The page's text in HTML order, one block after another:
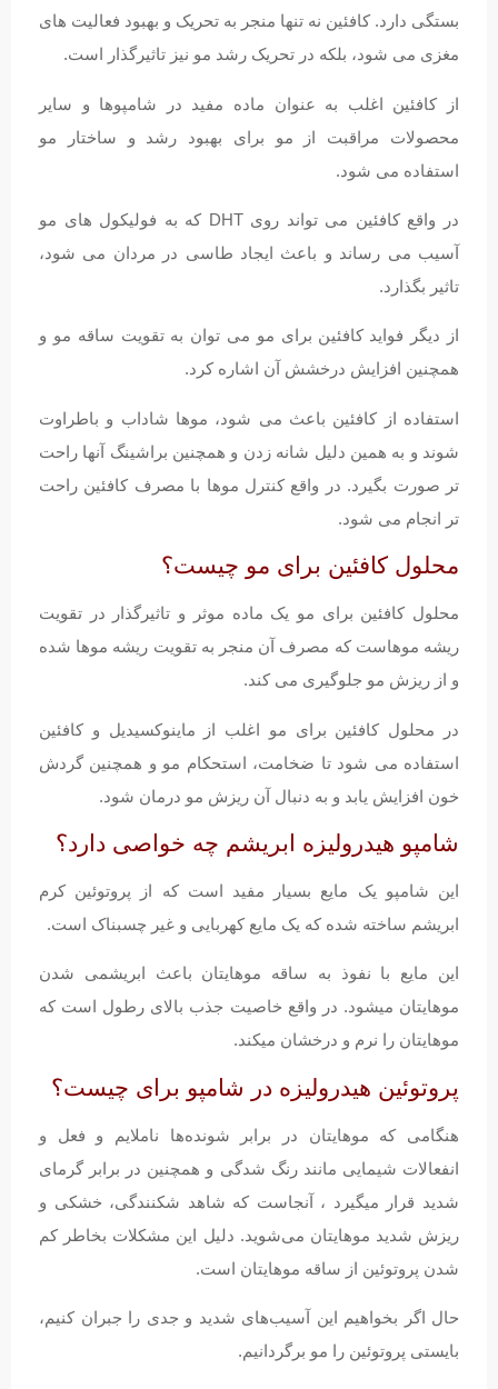
بستگی دارد. کافئین نه تنها منجر به تحریک و بهبود فعالیت های
مغزی می شود، بلکه در تحریک رشد مو نیز تاثیرگذار است.
از کافئین اغلب به عنوان ماده مفید در شامپوها و سایر
محصولات مراقبت از مو برای بهبود رشد و ساختار مو
استفاده می شود.
در واقع کافئین می تواند روی DHT که به فولیکول های مو
آسیب می رساند و باعث ایجاد طاسی در مردان می شود،
تاثیر بگذارد.
از دیگر فواید کافئین برای مو می توان به تقویت ساقه مو و
همچنین افزایش درخشش آن اشاره کرد.
استفاده از کافئین باعث می شود، موها شاداب و باطراوت
شوند و به همین دلیل شانه زدن و همچنین براشینگ آنها راحت
تر صورت بگیرد. در واقع کنترل موها با مصرف کافئین راحت
تر انجام می شود.
محلول کافئین برای مو چیست؟
محلول کافئین برای مو یک ماده موثر و تاثیرگذار در تقویت
ریشه موهاست که مصرف آن منجر به تقویت ریشه موها شده
و از ریزش مو جلوگیری می کند.
در محلول کافئین برای مو اغلب از ماینوکسیدیل و کافئین
استفاده می شود تا ضخامت، استحکام مو و همچنین گردش
خون افزایش یابد و به دنبال آن ریزش مو درمان شود.
شامپو هیدرولیزه ابریشم چه خواصی دارد؟
این شامپو یک مایع بسیار مفید است که از پروتوئین کرم
ابریشم ساخته شده که یک مایع کهربایی و غیر چسبناک است.
این مایع با نفوذ به ساقه موهایتان باعث ابریشمی شدن
موهایتان میشود. در واقع خاصیت جذب بالای رطول است که
موهایتان را نرم و درخشان میکند.
پروتوئین هیدرولیزه در شامپو برای چیست؟
هنگامی که موهایتان در برابر شونده‌ها ناملایم و فعل و
انفعالات شیمایی مانند رنگ شدگی و همچنین در برابر گرمای
شدید قرار میگیرد ، آنجاست که شاهد شکنندگی، خشکی و
ریزش شدید موهایتان می‌شوید. دلیل این مشکلات بخاطر کم
شدن پروتوئین از ساقه موهایتان است.
حال اگر بخواهیم این آسیب‌های شدید و جدی را جبران کنیم،
بایستی پروتوئین را مو برگردانیم.